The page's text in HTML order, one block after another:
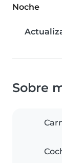
Noche
Sobre